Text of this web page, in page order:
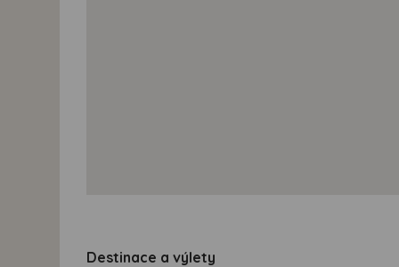
Destinace a výlety